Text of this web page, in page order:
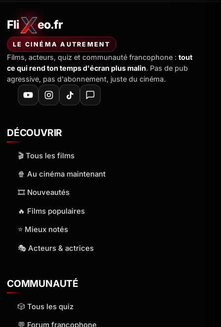
Fli eo.fr
FliXeo.fr
—
Accueil
LE CINÉMA AUTREMENT
Films, acteurs, quiz et communauté francophone : tout
ce qui rend ton temps d'écran plus malin. Pas de pub
agressive, pas d'abonnement, juste du cinéma.
DÉCOUVRIR
🎬 Tous les films
🍿 Au cinéma maintenant
🎞️ Nouveautés
🔥 Films populaires
⭐ Mieux notés
🎭 Acteurs & actrices
COMMUNAUTÉ
🎲 Tous les quiz
💬 Forum francophone